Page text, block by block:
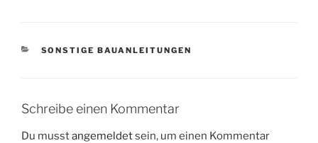
KATEGORIEN
SONSTIGE BAUANLEITUNGEN
Schreibe einen Kommentar
Du musstangemeldetsein, um einen Kommentar